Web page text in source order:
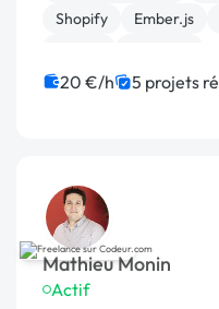
Shopify
Ember.js
20 €/h 5 projets
Mathieu Monin
Actif